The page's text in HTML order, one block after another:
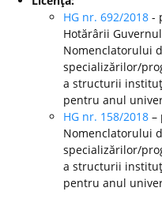
HG nr. 692/2018 -
Hotărârii
Nomenclatorului
specializărilor/
a structurii
pentru anul
HG nr. 158/2018 –
Nomenclatorului
specializărilor/
a structurii
pentru anul